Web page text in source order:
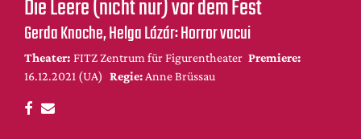
Themen
Internationales
Nachrufe
DdB-map
Die Leere (nicht nur) vor dem Fest
Gerda Knoche, Helga Lázár: Horror vacui
Theater: FITZ Zentrum für Figurentheater Premiere:
16.12.2021 (UA) Regie: Anne Brüssau